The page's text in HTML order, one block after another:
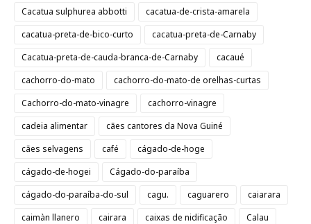
Cacatua sulphurea abbotti
cacatua-de-crista-amarela
cacatua-preta-de-bico-curto
cacatua-preta-de-Carnaby
Cacatua-preta-de-cauda-branca-de-Carnaby
cacaué
cachorro-do-mato
cachorro-do-mato-de orelhas-curtas
Cachorro-do-mato-vinagre
cachorro-vinagre
cadeia alimentar
cães cantores da Nova Guiné
cães selvagens
café
cágado-de-hoge
cágado-de-hogei
Cágado-do-paraíba
cágado-do-paraíba-do-sul
cagu. caguarero
caiarara
caimàn llanero
cairara caixas de nidificação
Calau